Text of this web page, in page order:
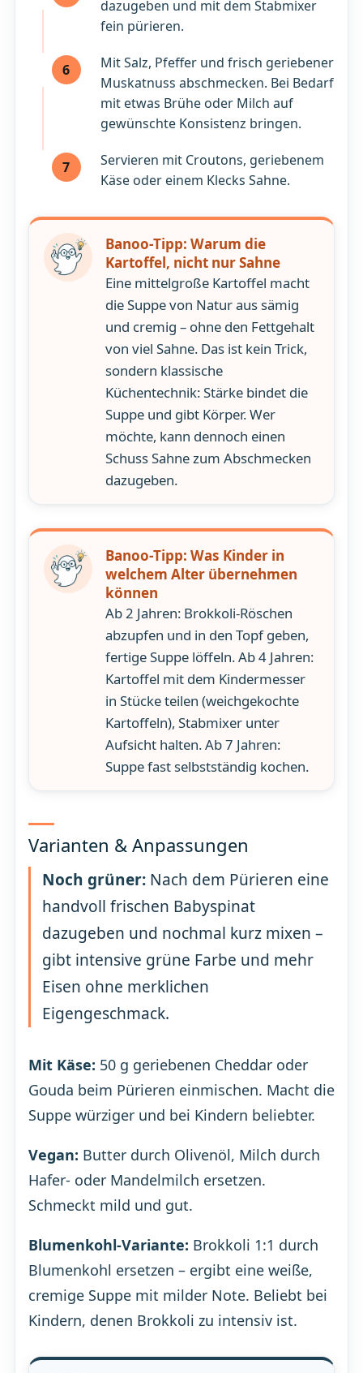
dazugeben und mit dem Stabmixer
fein pürieren.
6
Mit Salz, Pfeffer und frisch geriebener
Muskatnuss abschmecken. Bei Bedarf
mit etwas Brühe oder Milch auf
gewünschte Konsistenz bringen.
7
Servieren mit Croutons, geriebenem
Käse oder einem Klecks Sahne.
Banoo-Tipp: Warum die
Kartoffel, nicht nur Sahne
Eine mittelgroße Kartoffel macht
die Suppe von Natur aus sämig
und cremig – ohne den Fettgehalt
von viel Sahne. Das ist kein Trick,
sondern klassische
Küchentechnik: Stärke bindet die
Suppe und gibt Körper. Wer
möchte, kann dennoch einen
Schuss Sahne zum Abschmecken
dazugeben.
Banoo-Tipp: Was Kinder in
welchem Alter übernehmen
können
Ab 2 Jahren: Brokkoli-Röschen
abzupfen und in den Topf geben,
fertige Suppe löffeln. Ab 4 Jahren:
Kartoffel mit dem Kindermesser
in Stücke teilen (weichgekochte
Kartoffeln), Stabmixer unter
Aufsicht halten. Ab 7 Jahren:
Suppe fast selbstständig kochen.
Varianten & Anpassungen
Noch grüner:Nach dem Pürieren eine
handvoll frischen Babyspinat
dazugeben und nochmal kurz mixen –
gibt intensive grüne Farbe und mehr
Eisen ohne merklichen
Eigengeschmack.
Mit Käse: 50 g geriebenen Cheddar oder
Gouda beim Pürieren einmischen. Macht die
Suppe würziger und bei Kindern beliebter.
Vegan: Butter durch Olivenöl, Milch durch
Hafer- oder Mandelmilch ersetzen.
Schmeckt mild und gut.
Blumenkohl-Variante: Brokkoli 1:1 durch
Blumenkohl ersetzen – ergibt eine weiße,
cremige Suppe mit milder Note. Beliebt bei
Kindern, denen Brokkoli zu intensiv ist.